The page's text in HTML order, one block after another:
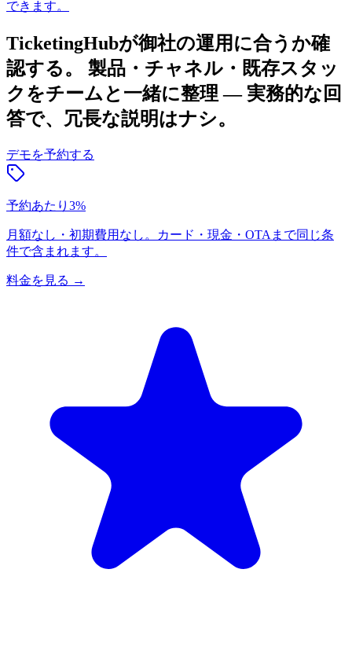
できます。
TicketingHubが御社の運用に合うか確
認する。
製品・チャネル・既存スタッ
クをチームと一緒に整理 — 実務的な回
答で、冗長な説明はナシ。
デモを予約する
予約あたり3%
月額なし・初期費用なし。カード・現金・OTAまで同じ条
件で含まれます。
料金を見る →